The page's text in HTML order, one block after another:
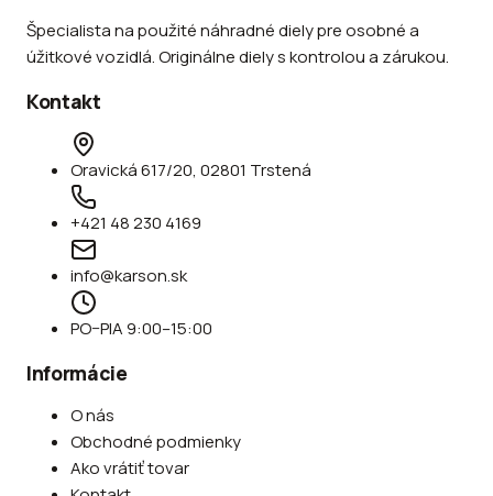
Špecialista na použité náhradné diely pre osobné a
úžitkové vozidlá. Originálne diely s kontrolou a zárukou.
Kontakt
Oravická 617/20, 02801 Trstená
+421 48 230 4169
info@karson.sk
PO–PIA 9:00–15:00
Informácie
O nás
Obchodné podmienky
Ako vrátiť tovar